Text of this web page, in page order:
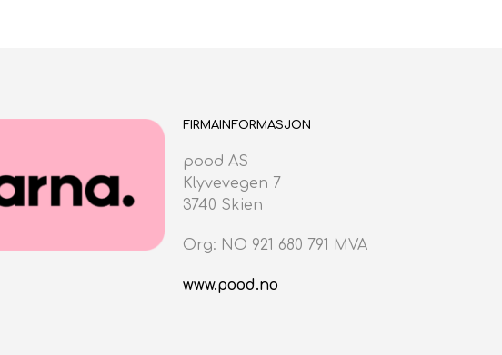
FIRMAINFORMASJON
pood AS
Klyvevegen 7
3740 Skien
Org: NO 921 680 791 MVA
www.pood.no